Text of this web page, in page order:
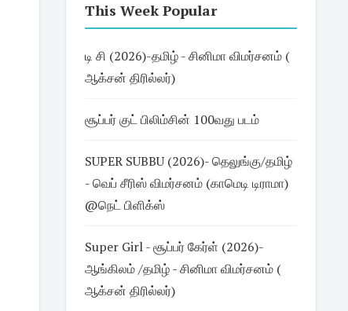
This Week Popular
டி சி (2026)-தமிழ் - சினிமா விமர்சனம் (
ஆக்சன் திரில்லர்)
சூப்பர் குட் பிலிம்சின் 100வது படம்
SUPER SUBBU (2026)- தெலுங்கு/தமிழ்
- வெப் சீரிஸ் விமர்சனம் (காமெடி டிராமா)
@நெட் பிளிக்ஸ்
Super Girl - சூப்பர் கேர்ள் (2026)-
ஆங்கிலம் /தமிழ் - சினிமா விமர்சனம் (
ஆக்சன் திரில்லர்)